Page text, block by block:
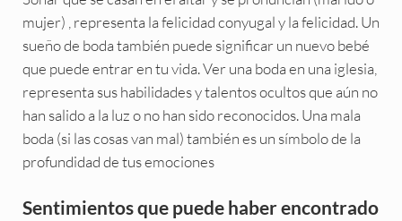
mujer) , representa la felicidad conyugal y la felicidad. Un
sueño de boda también puede significar un nuevo bebé
que puede entrar en tu vida. Ver una boda en una iglesia,
representa sus habilidades y talentos ocultos que aún no
han salido a la luz o no han sido reconocidos. Una mala
boda (si las cosas van mal) también es un símbolo de la
profundidad de tus emociones
Sentimientos que puede haber encontrado